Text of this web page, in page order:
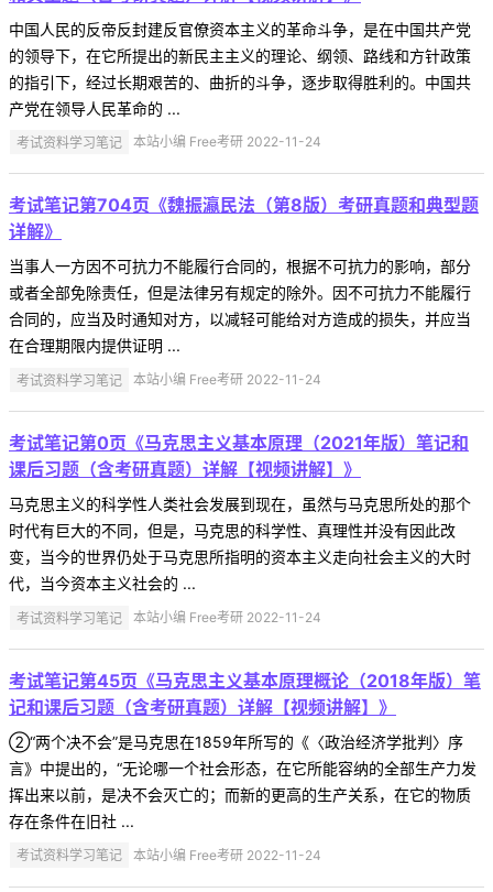
中国人民的反帝反封建反官僚资本主义的革命斗争，是在中国共产党
的领导下，在它所提出的新民主主义的理论、纲领、路线和方针政策
的指引下，经过长期艰苦的、曲折的斗争，逐步取得胜利的。中国共
产党在领导人民革命的 ...
考试资料学习笔记 本站小编 Free考研 2022-11-24
考试笔记第704页《魏振瀛民法（第8版）考研真题和典型题
详解》
当事人一方因不可抗力不能履行合同的，根据不可抗力的影响，部分
或者全部免除责任，但是法律另有规定的除外。因不可抗力不能履行
合同的，应当及时通知对方，以减轻可能给对方造成的损失，并应当
在合理期限内提供证明 ...
考试资料学习笔记 本站小编 Free考研 2022-11-24
考试笔记第0页《马克思主义基本原理（2021年版）笔记和
课后习题（含考研真题）详解【视频讲解】》
马克思主义的科学性人类社会发展到现在，虽然与马克思所处的那个
时代有巨大的不同，但是，马克思的科学性、真理性并没有因此改
变，当今的世界仍处于马克思所指明的资本主义走向社会主义的大时
代，当今资本主义社会的 ...
考试资料学习笔记 本站小编 Free考研 2022-11-24
考试笔记第45页《马克思主义基本原理概论（2018年版）笔
记和课后习题（含考研真题）详解【视频讲解】》
②“两个决不会”是马克思在1859年所写的《〈政治经济学批判〉序
言》中提出的，“无论哪一个社会形态，在它所能容纳的全部生产力发
挥出来以前，是决不会灭亡的；而新的更高的生产关系，在它的物质
存在条件在旧社 ...
考试资料学习笔记 本站小编 Free考研 2022-11-24